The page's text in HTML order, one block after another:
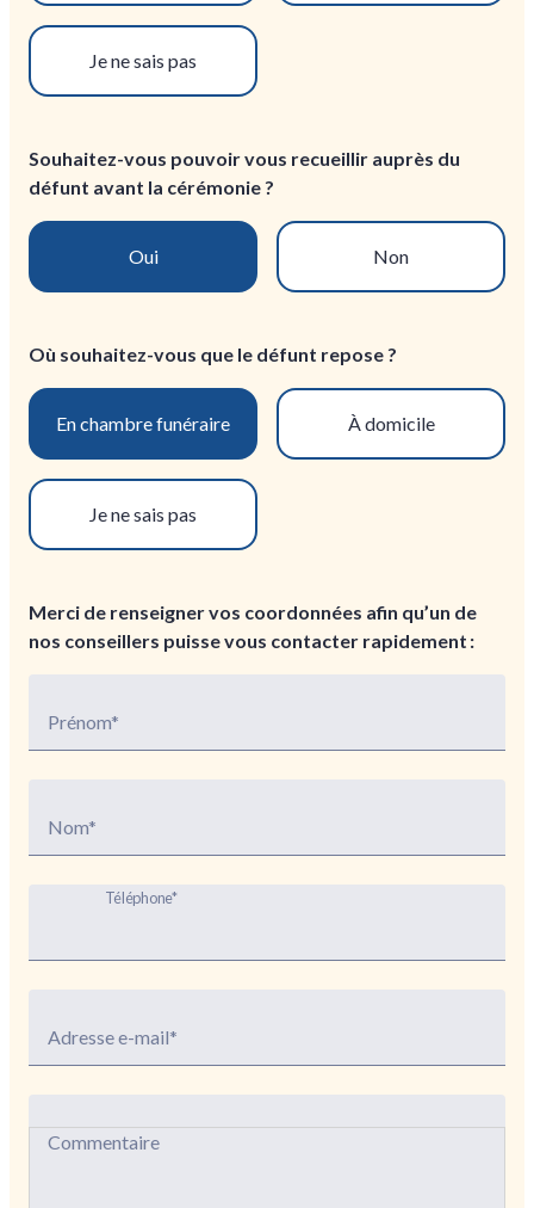
Je ne sais pas
Souhaitez-vous pouvoir vous recueillir auprès du
défunt avant la cérémonie ?
Oui Non
Où souhaitez-vous que le défunt repose ?
En chambre funéraire À domicile
Je ne sais pas
Merci de renseigner vos coordonnées afin qu’un de
nos conseillers puisse vous contacter rapidement :
Prénom*
Nom*
Téléphone*
Adresse e-mail*
Commentaire